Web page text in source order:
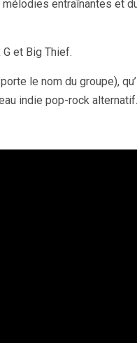
entraînantes et
et Big Thief.
le nom du groupe),
indie pop-rock alternatif.